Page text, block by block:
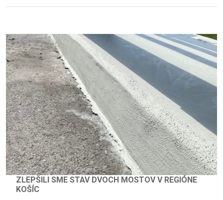
ZLEPŠILI SME STAV DVOCH MOSTOV V REGIÓNE
KOŠÍC